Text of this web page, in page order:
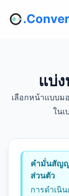
แบ่
เลือกหน้าแบบม
ในเ
คำมั่นสัญญ
ส่วนตัว
การดำเนิ